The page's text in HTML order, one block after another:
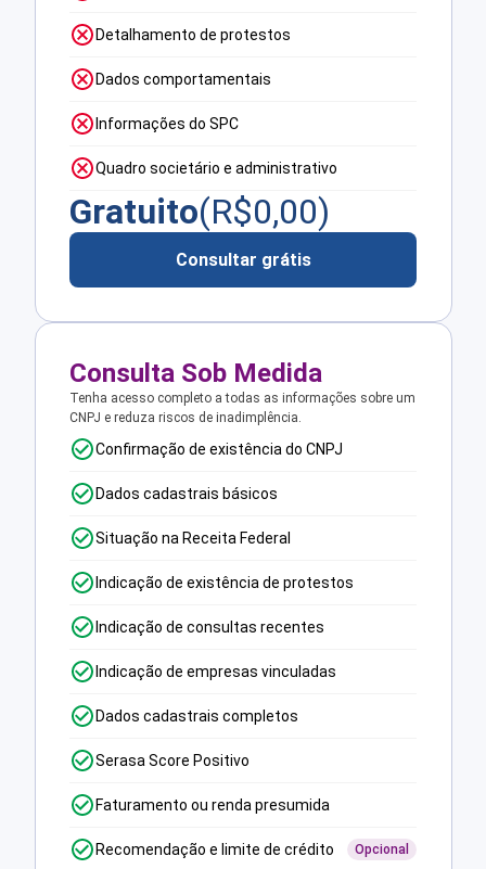
Detalhamento de protestos
Dados comportamentais
Informações do SPC
Quadro societário e administrativo
Gratuito(R$0,00)
Consultar grátis
Consulta Sob Medida
Tenha acesso completo a todas as informações sobre um
CNPJ e reduza riscos de inadimplência.
Confirmação de existência do CNPJ
Dados cadastrais básicos
Situação na Receita Federal
Indicação de existência de protestos
Indicação de consultas recentes
Indicação de empresas vinculadas
Dados cadastrais completos
Serasa Score Positivo
Faturamento ou renda presumida
Recomendação e limite de crédito Opcional